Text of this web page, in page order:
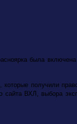
была
получили
сайта ВХЛ, выбора